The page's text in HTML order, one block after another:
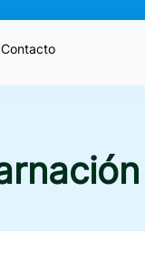
Contacto